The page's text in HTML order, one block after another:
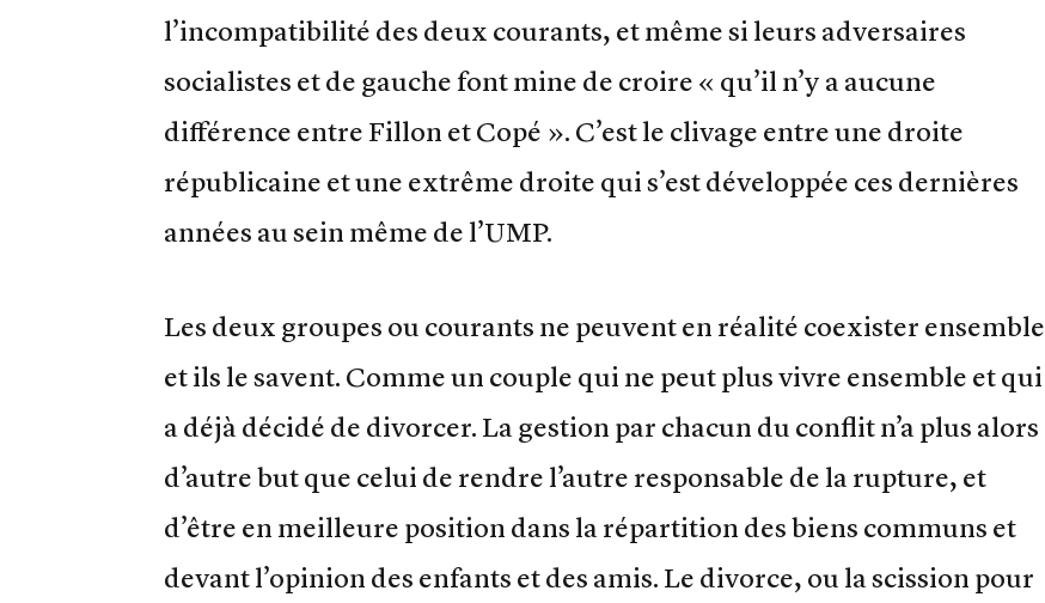
l’incompatibilité des deux courants, et même si leurs adversaires
socialistes et de gauche font mine de croire « qu’il n’y a aucune
différence entre Fillon et Copé ». C’est le clivage entre une droite
républicaine et une extrême droite qui s’est développée ces dernières
années au sein même de l’UMP.
Les deux groupes ou courants ne peuvent en réalité coexister ensemble
et ils le savent. Comme un couple qui ne peut plus vivre ensemble et qui
a déjà décidé de divorcer. La gestion par chacun du conflit n’a plus alors
d’autre but que celui de rendre l’autre responsable de la rupture, et
d’être en meilleure position dans la répartition des biens communs et
devant l’opinion des enfants et des amis. Le divorce, ou la scission pour